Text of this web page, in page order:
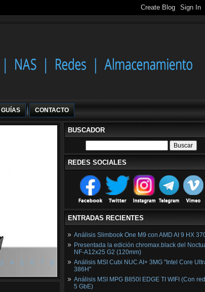
GUÍAS CONTACTO
3 4 5 6 7 8
BUSCADOR
REDES SOCIALES
ENTRADAS RECIENTES
Análisis Slimbook One M9 con AMD AI 9 HX
Presentada la edición chromax.black del
NF‑A12x25 G2 (120mm)
Análisis MSI Cubi NUC AI+ 3MG "Intel Core
386H"
Análisis MSI MPG B850I EDGE TI WIFI (Con
5 GbE)